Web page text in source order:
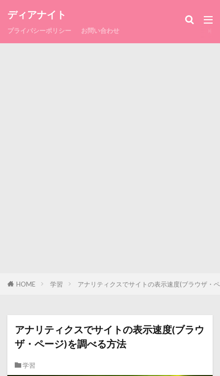
ディアナイト
プライバシーポリシー お問い合わせ
HOME 学習 アナリティクスでサイトの表示速度(ブラウザ・
アナリティクスでサイトの表示速度(ブラウ
ザ・ページ)を調べる方法
学習